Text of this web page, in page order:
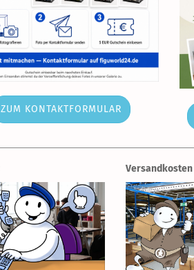
ZUM KONTAKTFORMULAR
Versandkosten